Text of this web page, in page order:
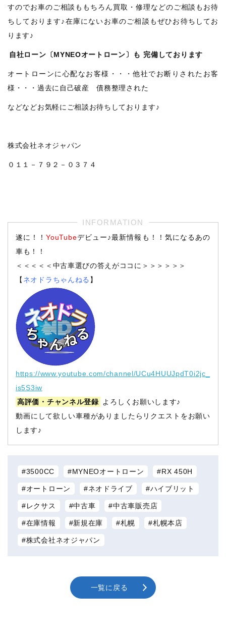
すのでお車のご相談ももちろん買取・修理などのご相談もお待
ちしております♪在庫にないお車のご相談もぜひお待ちしてお
ります♪
自社ローン〔MYNEOオートローン〕も 完備しております
オートローンに心配なお客様・・・他社でお断りされたお客
様・・・過去に自己破産 債務整理された
などなどお気軽にご相談お待ちしております♪
株式会社ネオジャパン
０１１－７９２－０３７４
遂に！！YouTubeデビュー♪最新情報も！！気になるあの
車も！！
＜＜＜＜＜中古車選びの答えがココに＞＞＞＞＞＞
【 ネオドラちゃんねる 】
https://www.youtube.com/channel/UCu4HUUJpdT0i2jc_
is5S3iw
高評価・チャンネル登録
よろしくお願いします♪
動画にして欲しい車種がありましたらリクエストをお願い
します♪
3500CC MYNEOオートローン RX 450H
オートローン ネオドライブ ハイブリット
レクサス 中古車 中古車販売店
在庫情報 新規在庫 札幌 札幌本店
株式会社ネオジャパン
一覧に戻る